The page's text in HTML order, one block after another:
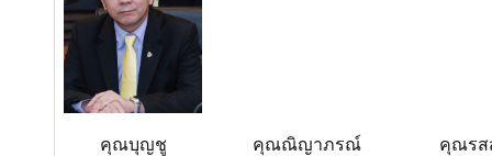
คุณบุญชู
คุณณิญาภรณ์
คุณร